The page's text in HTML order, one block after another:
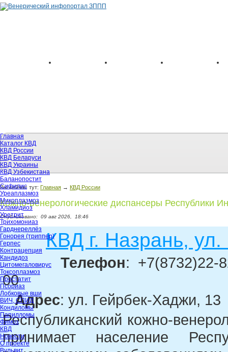
Главная
Каталог КВД
КВД России
КВД Беларуси
КВД Украины
КВД Узбекистана
Баланопостит
Сифилис
Уреаплазмоз
Микоплазмоз
Хламидиоз
Уретрит
Трихомониаз
Гарднереллёз
Гонорея (триппер)
Герпес
Контрацепция
Кандидоз
Цитомегаловирус
Токсоплазмоз
Простатит
Псориаз
Лобковые вши
ВИЧ, СПИД
Кондиломы
Папилломы
Фимоз
КВД
Новости
О проекте
Вульвит
Вы сейчас тут: Главная → КВД России
Кожно-венерологические диспансеры Республики
Опубликовано: 09 авг 2026, 18:46
КВД г. Назрань,
Телефон: +7(8732)22-
00
Адрес: ул. Гейрбек-Хаджи, 13
Республиканский кожно-
принимает население